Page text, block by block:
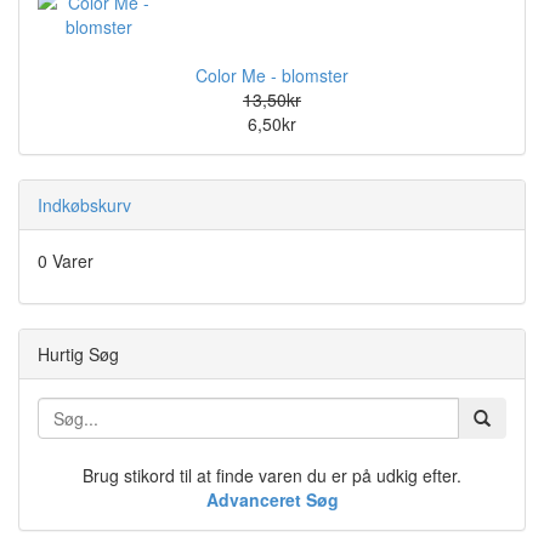
Color Me - blomster
13,50kr
6,50kr
Indkøbskurv
0 Varer
Hurtig Søg
Brug stikord til at finde varen du er på udkig efter.
Advanceret Søg